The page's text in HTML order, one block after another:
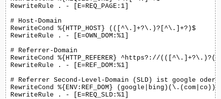
RewriteRule . - [E=REQ_PAGE:1]
# Host-Domain
RewriteCond %{HTTP_HOST} (([^\.]+?\.)?[^\.]+?)$
RewriteRule . - [E=OWN_DOM:%1]
# Referrer-Domain
RewriteCond %{HTTP_REFERER} ^https?://
RewriteRule . - [E=REF_DOM:%1]
# Referrer Second-Level-Domain (SLD) ist google oder
RewriteCond %{ENV:REF_DOM}
RewriteRule . - [E=REQ_SLD:%1]